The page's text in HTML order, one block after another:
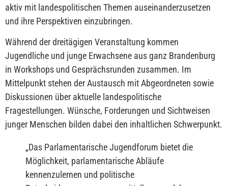
aktiv mit landespolitischen Themen auseinanderzusetzen
und ihre Perspektiven einzubringen.
Während der dreitägigen Veranstaltung kommen
Jugendliche und junge Erwachsene aus ganz Brandenburg
in Workshops und Gesprächsrunden zusammen. Im
Mittelpunkt stehen der Austausch mit Abgeordneten sowie
Diskussionen über aktuelle landespolitische
Fragestellungen. Wünsche, Forderungen und Sichtweisen
junger Menschen bilden dabei den inhaltlichen Schwerpunkt.
„Das Parlamentarische Jugendforum bietet die
Möglichkeit, parlamentarische Abläufe
kennenzulernen und politische